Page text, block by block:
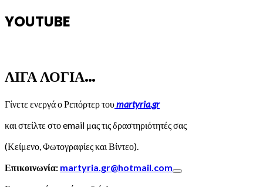
YOUTUBE
ΛΙΓΑ ΛΟΓΙΑ…
Γίνετε ενεργά ο Ρεπόρτερ τουmartyria.gr
και στείλτε στο email μας τις δραστηριότητές σας
(Κείμενο, Φωτογραφίες και Βίντεο).
Επικοινωνία: martyria.gr@hotmail.com